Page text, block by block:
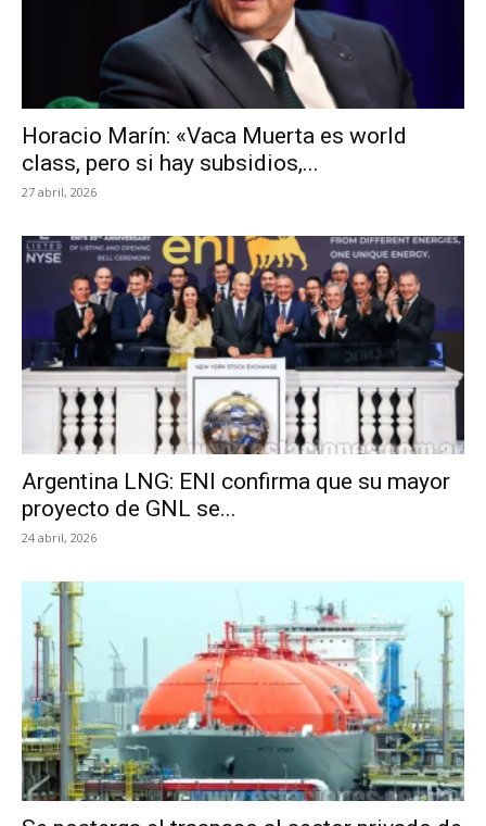
Horacio Marín: «Vaca Muerta es world
class, pero si hay subsidios,...
27 abril, 2026
Argentina LNG: ENI confirma que su mayor
proyecto de GNL se...
24 abril, 2026